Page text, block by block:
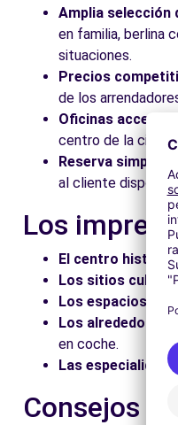
Caballero
Amplia selección
en familia, berlina
situaciones.
Precios
de los
Oficinas
centro de la
Reserva
al cliente
Los
El centro
Los sitios
Los espacios
Los alrededores:
en coche.
Las
Consejos